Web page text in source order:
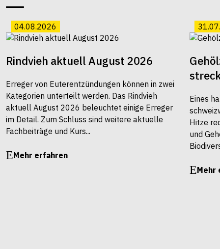
04.08.2026
Rindvieh aktuell August 2026
Erreger von Euterentzündungen können in zwei
Kategorien unterteilt werden. Das Rindvieh
aktuell August 2026 beleuchtet einige Erreger
im Detail. Zum Schluss sind weitere aktuelle
Fachbeiträge und Kurs...
Mehr erfahren
Eines
Hitze
und
Mehr